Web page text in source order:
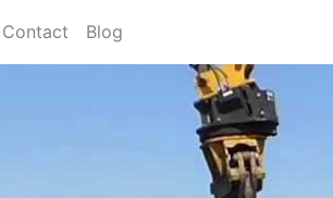
Contact Blog